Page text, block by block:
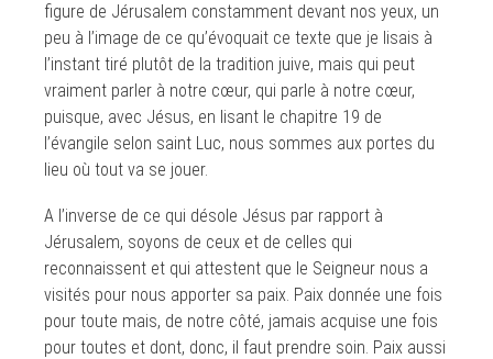
figure de Jérusalem constamment devant nos yeux, un
peu à l’image de ce qu’évoquait ce texte que je lisais à
l’instant tiré plutôt de la tradition juive, mais qui peut
vraiment parler à notre cœur, qui parle à notre cœur,
puisque, avec Jésus, en lisant le chapitre 19 de
l’évangile selon saint Luc, nous sommes aux portes du
lieu où tout va se jouer.
A l’inverse de ce qui désole Jésus par rapport à
Jérusalem, soyons de ceux et de celles qui
reconnaissent et qui attestent que le Seigneur nous a
visités pour nous apporter sa paix. Paix donnée une fois
pour toute mais, de notre côté, jamais acquise une fois
pour toutes et dont, donc, il faut prendre soin. Paix aussi